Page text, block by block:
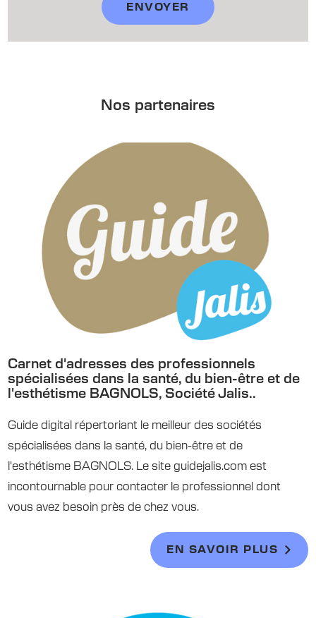
Nos partenaires
Carnet d'adresses des professionnels
spécialisées dans la santé, du bien-être et de
l'esthétisme BAGNOLS, Société Jalis..
Guide digital répertoriant le meilleur des sociétés
spécialisées dans la santé, du bien-être et de
l'esthétisme BAGNOLS. Le site guidejalis.com est
incontournable pour contacter le professionnel dont
vous avez besoin près de chez vous.
EN SAVOIR PLUS